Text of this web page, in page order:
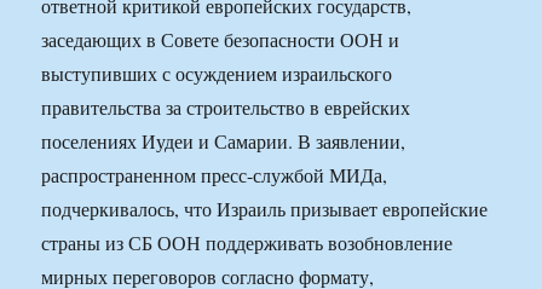
ответной критикой европейских государств,
заседающих в Совете безопасности ООН и
выступивших с осуждением израильского
правительства за строительство в еврейских
поселениях Иудеи и Самарии. В заявлении,
распространенном пресс-службой МИДа,
подчеркивалось, что Израиль призывает европейские
страны из СБ ООН поддерживать возобновление
мирных переговоров согласно формату,